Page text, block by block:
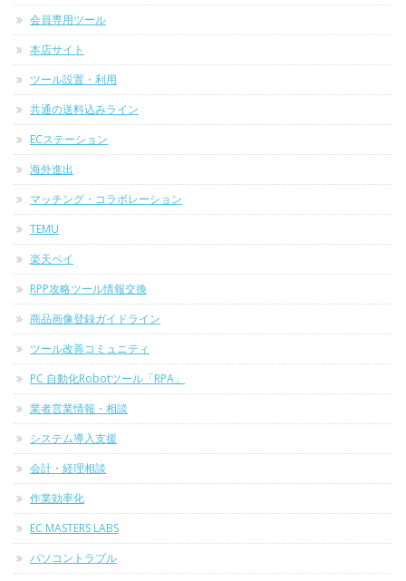
会員専用ツール
本店サイト
ツール設置・利用
共通の送料込みライン
ECステーション
海外進出
マッチング・コラボレーション
TEMU
楽天ペイ
RPP攻略ツール情報交換
商品画像登録ガイドライン
ツール改善コミュニティ
PC 自動化Robotツール「RPA」
業者営業情報・相談
システム導入支援
会計・経理相談
作業効率化
EC MASTERS LABS
パソコントラブル